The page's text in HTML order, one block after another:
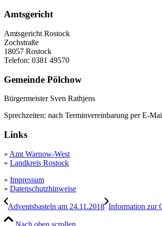
Amtsgericht
Amtsgericht Rostock
Zochstraße
18057 Rostock
Telefon: 0381 49570
Gemeinde Pölchow
Bürgermeister Sven Rathjens
Sprechzeiten: nach Terminvereinbarung per E-
Links
» Amt Warnow-West
» Landkreis Rostock
» Impressum
» Datenschutzhinweise
Adventsbasteln am 24.11.2018 Information zur
Nach oben scrollen